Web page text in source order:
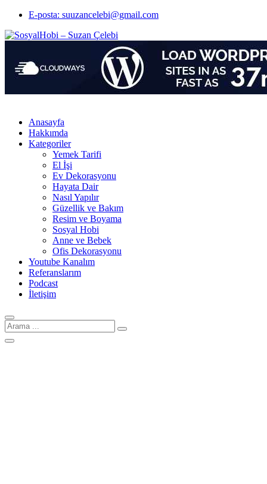
E-posta: suuzancelebi@gmail.com
Anasayfa
Hakkımda
Kategoriler
Yemek Tarifi
El İşi
Ev Dekorasyonu
Hayata Dair
Nasıl Yapılır
Güzellik ve Bakım
Resim ve Boyama
Sosyal Hobi
Anne ve Bebek
Ofis Dekorasyonu
Youtube Kanalım
Referanslarım
Podcast
İletişim
Arama
için: